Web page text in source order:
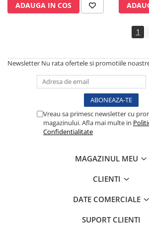
Dermatoscoape
Diapazon
Set ORL/Oftalmo
Lampi examinare
Lampi cu infrarosu
Electroencefalografe
Colposcoape
ADAUGA IN COS
1
Newsletter Nu rata ofertele si promotiile
Vreau sa primesc newsletter cu
magazinului. Afla mai multe in
Confidentialitate
MAGAZINUL MEU
CLIENTI
DATE COMERCIALE
SUPORT CLIENTI